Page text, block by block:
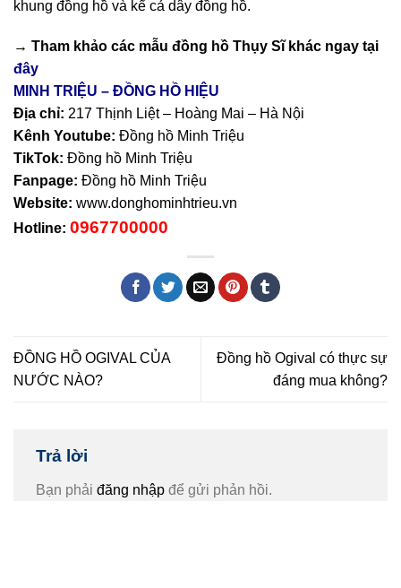
khung đồng hồ và kể cả dây đồng hồ.
→ Tham khảo các mẫu đồng hồ Thụy Sĩkhác ngay tại
đây
MINH TRIỆU – ĐỒNG HỒ HIỆU
Địa chỉ: 217 Thịnh Liệt – Hoàng Mai – Hà Nội
Kênh Youtube: Đồng hồ Minh Triệu
TikTok: Đồng hồ Minh Triệu
Fanpage: Đồng hồ Minh Triệu
Website: www.donghominhtrieu.vn
Hotline: 0967700000
ĐỒNG HỒ OGIVAL CỦA
NƯỚC NÀO?
Đồng hồ Ogival có thực sự
đáng mua không?
Trả lời
Bạn phải đăng nhập để gửi phản hồi.